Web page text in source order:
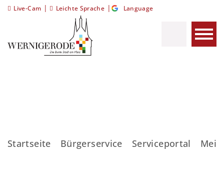
Live-Cam | Leichte Sprache | Language
Startseite Bürgerservice Serviceportal